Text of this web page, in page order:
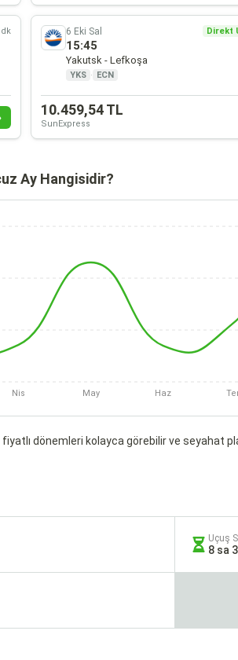
dk 6 Eki Sal Direkt
15:45
Yakutsk - Lefkoşa
YKS · ECN
10.459,54 TL
SunExpress
Ay Hangisidir?
Nis May Haz
dönemleri kolayca görebilir ve seyahat
Uçuş
8 sa